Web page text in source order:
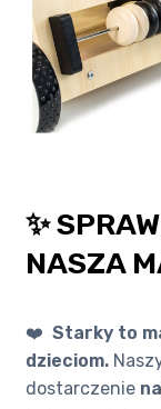
✨
NASZA
❤️ Starky to
dzieciom.
dostarczenie